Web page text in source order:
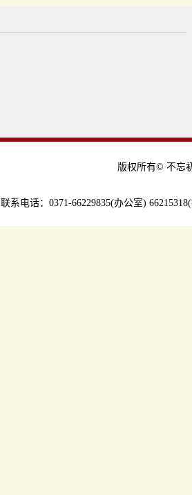
版权所有© 不忘
联系电话：0371-66229835(办公室)